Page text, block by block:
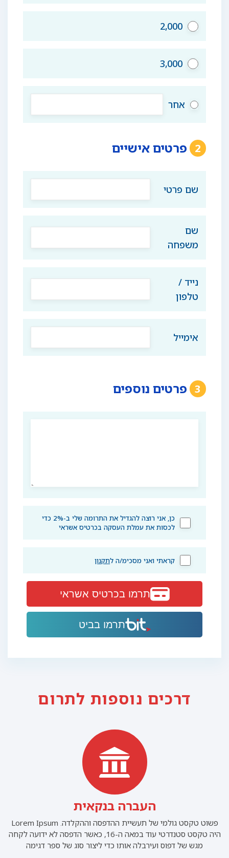
2,000
3,000
אחר
2 פרטים אישיים
שם פרטי
שם
משפחה
נייד /
טלפון
אימייל
3 פרטים נוספים
כן, אני רוצה להגדיל את התרומה שלי ב-2% כדי
לכסות את עמלת העסקה בכרטיס אשראי
קראתי ואני מסכימ/ה לתקנון
תרמו בכרטיס אשראי
תרמו בביט
דרכים נוספות לתרום
העברה בנקאית
פשוט טקסט גולמי של תעשיית ההדפסה וההקלדה. Lorem Ipsum
היה טקסט סטנדרטי עוד במאה ה-16, כאשר הדפסה לא ידועה לקחה
מגש של דפוס ועירבלה אותו כדי ליצור סוג של ספר דגימה